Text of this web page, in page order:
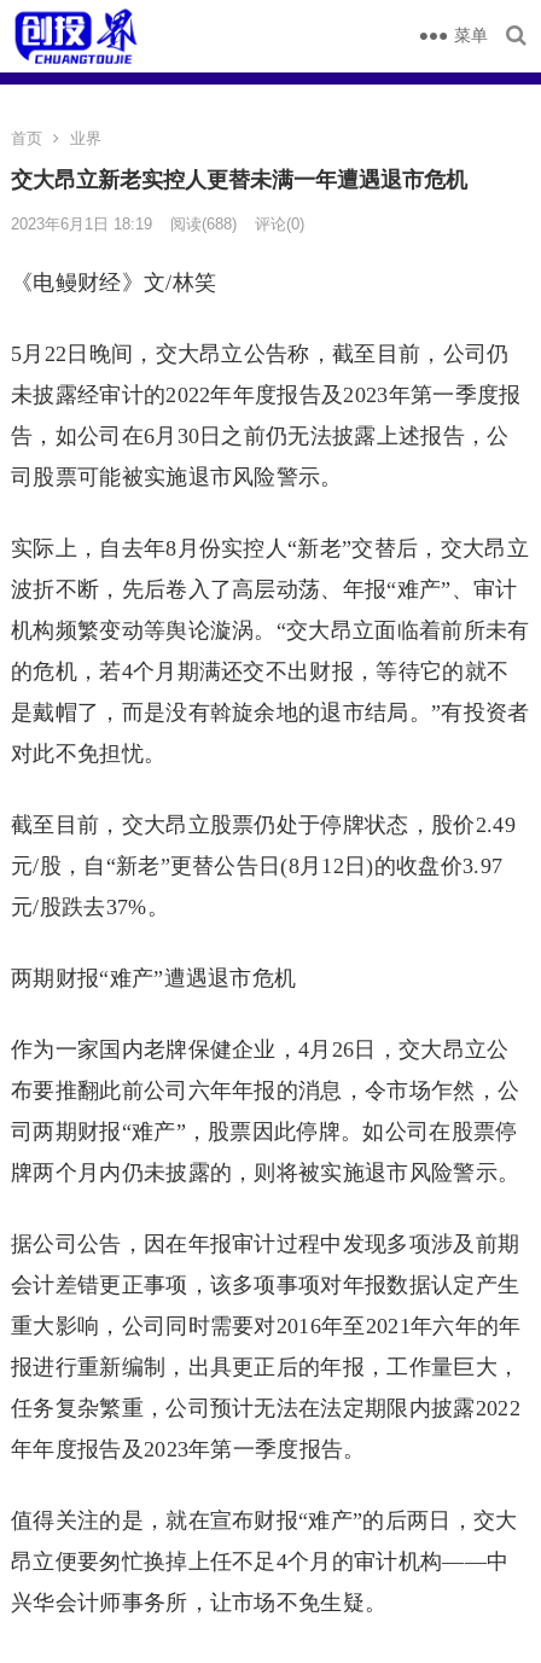
菜单
首页 业界
交大昂立新老实控人更替未满一年遭遇退市危机
2023年6月1日 18:19 阅读(688) 评论(0)
《电鳗财经》文/林笑
5月22日晚间，交大昂立公告称，截至目前，公司仍
未披露经审计的2022年年度报告及2023年第一季度报
告，如公司在6月30日之前仍无法披露上述报告，公
司股票可能被实施退市风险警示。
实际上，自去年8月份实控人“新老”交替后，交大昂立
波折不断，先后卷入了高层动荡、年报“难产”、审计
机构频繁变动等舆论漩涡。“交大昂立面临着前所未有
的危机，若4个月期满还交不出财报，等待它的就不
是戴帽了，而是没有斡旋余地的退市结局。”有投资者
对此不免担忧。
截至目前，交大昂立股票仍处于停牌状态，股价2.49
元/股，自“新老”更替公告日(8月12日)的收盘价3.97
元/股跌去37%。
两期财报“难产”遭遇退市危机
作为一家国内老牌保健企业，4月26日，交大昂立公
布要推翻此前公司六年年报的消息，令市场乍然，公
司两期财报“难产”，股票因此停牌。如公司在股票停
牌两个月内仍未披露的，则将被实施退市风险警示。
据公司公告，因在年报审计过程中发现多项涉及前期
会计差错更正事项，该多项事项对年报数据认定产生
重大影响，公司同时需要对2016年至2021年六年的年
报进行重新编制，出具更正后的年报，工作量巨大，
任务复杂繁重，公司预计无法在法定期限内披露2022
年年度报告及2023年第一季度报告。
值得关注的是，就在宣布财报“难产”的后两日，交大
昂立便要匆忙换掉上任不足4个月的审计机构——中
兴华会计师事务所，让市场不免生疑。